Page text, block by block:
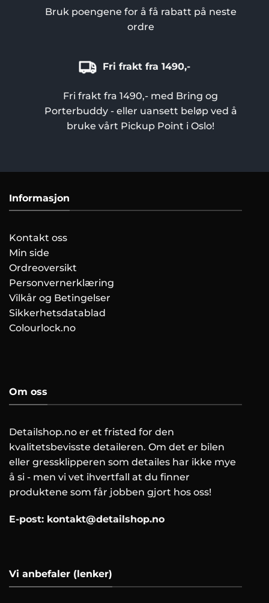
Bruk poengene for å få rabatt på neste
ordre
Fri frakt fra 1490,-
Fri frakt fra 1490,- med Bring og
Porterbuddy - eller uansett beløp ved å
bruke vårt Pickup Point i Oslo!
Informasjon
Kontakt oss
Min side
Ordreoversikt
Personvernerklæring
Vilkår og Betingelser
Sikkerhetsdatablad
Colourlock.no
Om oss
Detailshop.no er et fristed for den
kvalitetsbevisste detaileren. Om det er bilen
eller gressklipperen som detailes har ikke mye
å si - men vi vet ihvertfall at du finner
produktene som får jobben gjort hos oss!
E-post: kontakt@detailshop.no
Vi anbefaler (lenker)